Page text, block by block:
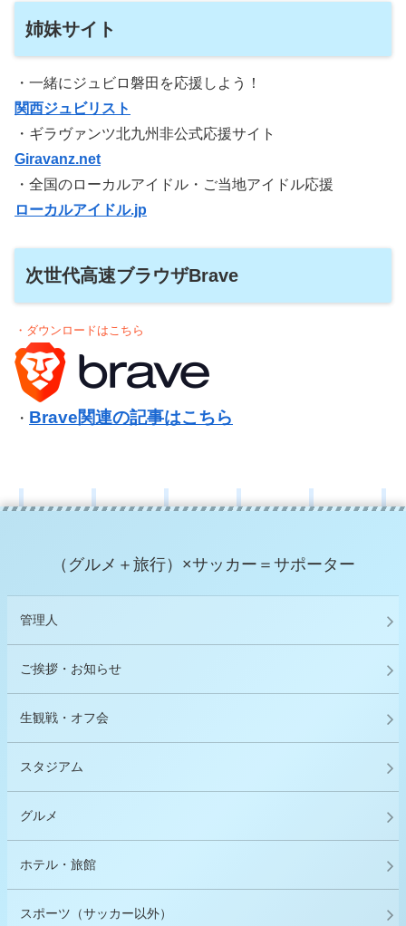
姉妹サイト
・一緒にジュビロ磐田を応援しよう！
関西ジュビリスト
・ギラヴァンツ北九州非公式応援サイト
Giravanz.net
・全国のローカルアイドル・ご当地アイドル応援
ローカルアイドル.jp
次世代高速ブラウザBrave
・ダウンロードはこちら
・ Brave関連の記事はこちら
（グルメ＋旅行）×サッカー＝サポーター
管理人
ご挨拶・お知らせ
生観戦・オフ会
スタジアム
グルメ
ホテル・旅館
スポーツ（サッカー以外）